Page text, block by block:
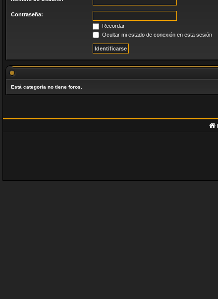
Contraseña:
Recordar
Ocultar mi estado de conexión en esta sesión
Está categoría no tiene foros.